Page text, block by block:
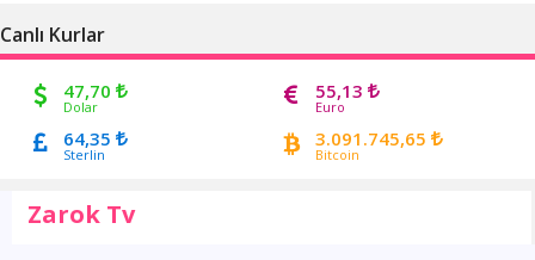
Canlı Kurlar
47,70
Dolar
55,13
Euro
64,35
Sterlin
3.091.745,65
Bitcoin
Zarok Tv